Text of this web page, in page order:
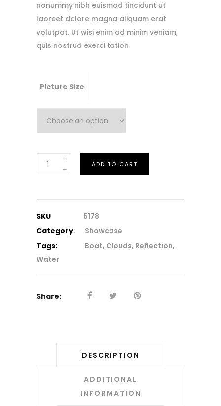
nonummy nibh euismod tincidunt ut
laoreet dolore magna aliquam erat
volutpat. Ut wisi enim ad minim veniam,
quis nostrud exerci tation
Picture Size
Variable
Product
ADD TO CART
SKU
5178
Category:
Showcase
Tags:
Boat, Clouds, Reflection,
Water
Share:
DESCRIPTION
ADDITIONAL
INFORMATION